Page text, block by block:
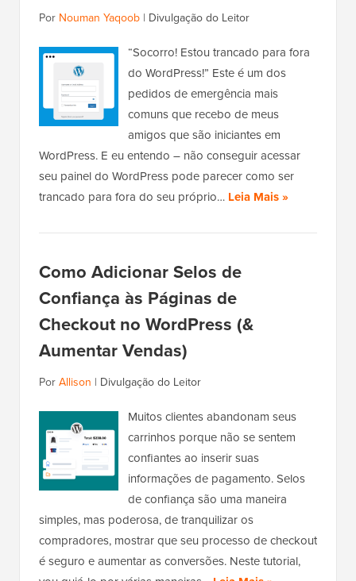
Por Nouman Yaqoob | Divulgação do Leitor
“Socorro! Estou trancado para fora
do WordPress!” Este é um dos
pedidos de emergência mais
comuns que recebo de meus
amigos que são iniciantes em
WordPress. E eu entendo – não conseguir acessar
seu painel do WordPress pode parecer como ser
trancado para fora do seu próprio… Leia Mais »
Como Adicionar Selos de
Confiança às Páginas de
Checkout no WordPress (&
Aumentar Vendas)
Por Allison | Divulgação do Leitor
Muitos clientes abandonam seus
carrinhos porque não se sentem
confiantes ao inserir suas
informações de pagamento. Selos
de confiança são uma maneira
simples, mas poderosa, de tranquilizar os
compradores, mostrar que seu processo de checkout
é seguro e aumentar as conversões. Neste tutorial,